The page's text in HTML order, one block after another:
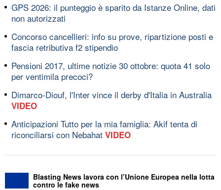
GPS 2026: il punteggio è sparito da Istanze Online, dati
non autorizzati
Concorso cancellieri: info su prove, ripartizione posti e
fascia retributiva f2 stipendio
Pensioni 2017, ultime notizie 30 ottobre: quota 41 solo
per ventimila precoci?
Dimarco-Diouf, l'Inter vince il derby d'Italia in Australia
VIDEO
Anticipazioni Tutto per la mia famiglia: Akif tenta di
riconciliarsi con Nebahat VIDEO
Blasting News lavora con l’Unione Europea nella lotta
contro le fake news